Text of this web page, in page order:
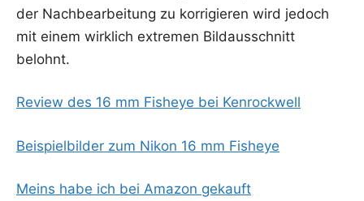
der Nach­be­ar­bei­tung zu kor­ri­gie­ren wird jedoch
mit einem wirk­lich extre­men Bild­aus­schnitt
belohnt.
Review des 16 mm Fishe­ye bei Kenrockwell
Bei­spiel­bil­der zum Nikon 16 mm Fisheye
Meins habe ich bei Ama­zon gekauft